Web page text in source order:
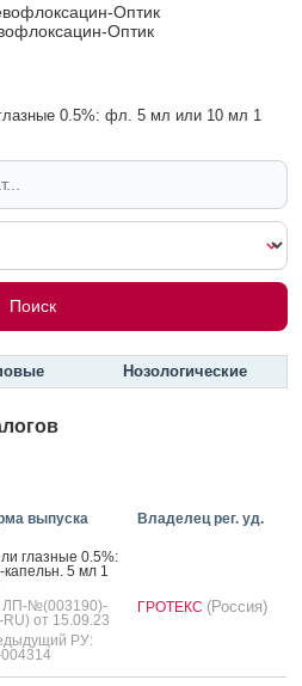
Оптик
Оптик
0.5%: фл. 5 мл или 10 мл 1
Нозологические
выпуска Владелец рег. уд.
глаз­ные 0.5%:
5 мл 1
ЛП-№(003190)-
от 15.09.23
РУ:
ГРОТЕКС (Россия)